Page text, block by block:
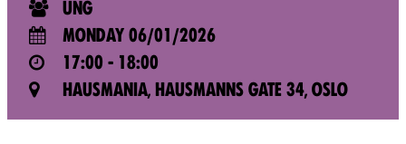
VALUES AND PRINCIPLES
JOIN
NEWS
UNG
MONDAY 06/01/2026
17:00 - 18:00
HAUSMANIA, HAUSMANNS GATE 34, OSLO